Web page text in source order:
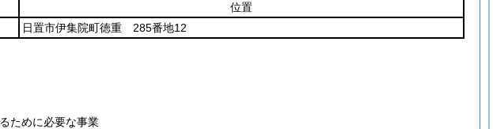
位置
日置市伊集院町徳重 285番地12
ために必要な事業